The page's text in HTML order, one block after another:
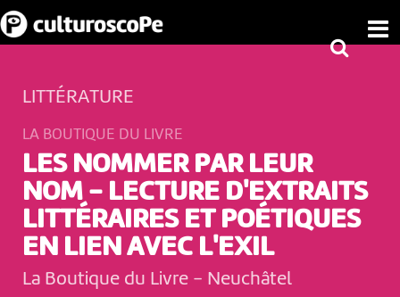
LITTÉRATURE
LA BOUTIQUE DU LIVRE
LES NOMMER PAR LEUR
NOM - LECTURE D'EXTRAITS
LITTÉRAIRES ET POÉTIQUES
EN LIEN AVEC L'EXIL
La Boutique du Livre - Neuchâtel